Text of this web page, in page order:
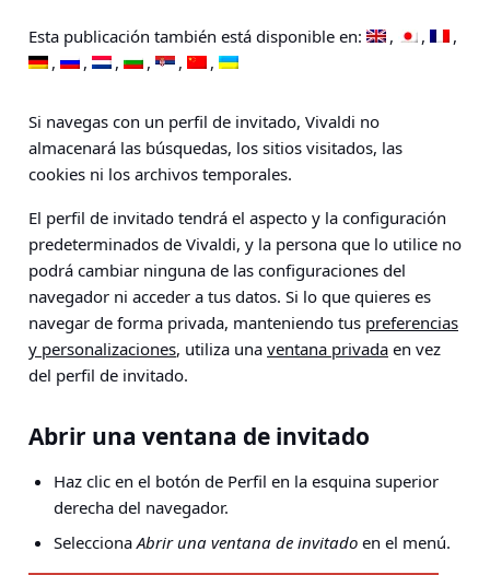
Esta publicación también está disponible en:
Si navegas con un perfil de invitado, Vivaldi no
almacenará las búsquedas, los sitios visitados, las
cookies ni los archivos temporales.
El perfil de invitado tendrá el aspecto y la configuración
predeterminados de Vivaldi, y la persona que lo utilice no
podrá cambiar ninguna de las configuraciones del
navegador ni acceder a tus datos. Si lo que quieres es
navegar de forma privada, manteniendo tus preferencias
y personalizaciones, utiliza una ventana privada en vez
del perfil de invitado.
Abrir una ventana de invitado
Haz clic en el botón de Perfil en la esquina superior
derecha del navegador.
SeleccionaAbrir una ventana de invitadoen el menú.